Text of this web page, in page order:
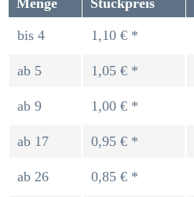
Menge Stückpreis
bis 4 1,10 € *
ab 5 1,05 € *
ab 9 1,00 € *
ab 17 0,95 € *
ab 26 0,85 € *